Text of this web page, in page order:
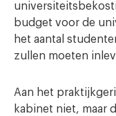
budget voor de
het aantal
zullen moeten
Aan het
kabinet niet, maar